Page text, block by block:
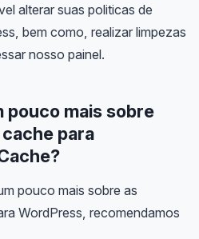
alterar suas politicas de
bem como, realizar limpezas
nosso painel.
pouco mais sobre
para
pouco mais sobre as
WordPress, recomendamos